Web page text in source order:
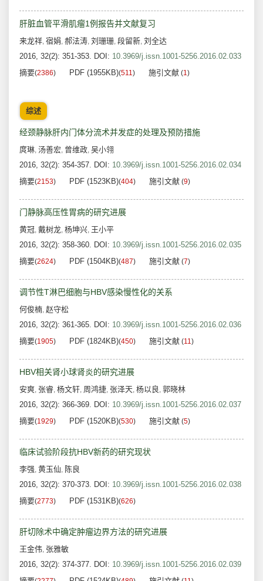
肝脏血管平滑肌瘤1例报告并文献复习
来龙祥, 宿娟, 郝法涛, 刘珊珊, 段留新, 刘全达
2016, 32(2): 351-353. DOI: 10.3969/j.issn.1001-5256.2016.02.033
摘要(2386) PDF (1955KB)(511) 施引文献 (1)
综述
经颈静脉肝内门体分流术并发症的处理及预防措施
庹琳, 汤善宏, 曾维政, 吴小翎
2016, 32(2): 354-357. DOI: 10.3969/j.issn.1001-5256.2016.02.034
摘要(2153) PDF (1523KB)(404) 施引文献 (9)
门静脉高压性胃病的研究进展
黄冠, 戴树龙, 杨坤兴, 王小平
2016, 32(2): 358-360. DOI: 10.3969/j.issn.1001-5256.2016.02.035
摘要(2624) PDF (1504KB)(487) 施引文献 (7)
调节性T淋巴细胞与HBV感染慢性化的关系
何俊楠, 赵守松
2016, 32(2): 361-365. DOI: 10.3969/j.issn.1001-5256.2016.02.036
摘要(1905) PDF (1824KB)(450) 施引文献 (11)
HBV相关肾小球肾炎的研究进展
安爽, 张睿, 杨文轩, 周鸿捷, 张泽天, 杨以良, 郭晓林
2016, 32(2): 366-369. DOI: 10.3969/j.issn.1001-5256.2016.02.037
摘要(1929) PDF (1520KB)(530) 施引文献 (5)
临床试验阶段抗HBV新药的研究现状
李强, 黄玉仙, 陈良
2016, 32(2): 370-373. DOI: 10.3969/j.issn.1001-5256.2016.02.038
摘要(2773) PDF (1531KB)(626)
肝切除术中确定肿瘤边界方法的研究进展
王金伟, 张雅敏
2016, 32(2): 374-377. DOI: 10.3969/j.issn.1001-5256.2016.02.039